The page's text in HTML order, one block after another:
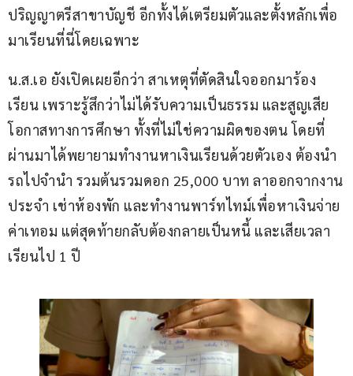
ปริญญาตรีสาขาบัญชี อีกทั้งได้เตรียมตัวและตั้งหลักเพื่อ
มาเรียนที่นี่โดยเฉพาะ
น.ส.เอ ยังเปิดเผยอีกว่า สาเหตุที่ตัดสินใจออกมาร้อง
เรียน เพราะรู้สึกว่าไม่ได้รับความเป็นธรรม และสูญเสีย
โอกาสทางการศึกษา ทั้งที่ไม่ใช่ความผิดของตน โดยที่
ผ่านมาได้พยายามทำงานหาเงินเรียนด้วยตัวเอง ต้องนำ
รถไปจำนำ รวมต้นรวมดอก 25,000 บาท ลาออกจากงาน
ประจำ เช่าห้องพัก และทำงานพาร์ทไทม์เพื่อหาเงินจ่าย
ค่าเทอม แต่สุดท้ายกลับต้องกลายเป็นหนี้ และเสียเวลา
เรียนไป 1 ปี